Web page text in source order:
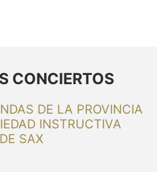
CONCIERTOS
DE LA PROVINCIA
INSTRUCTIVA
SAX